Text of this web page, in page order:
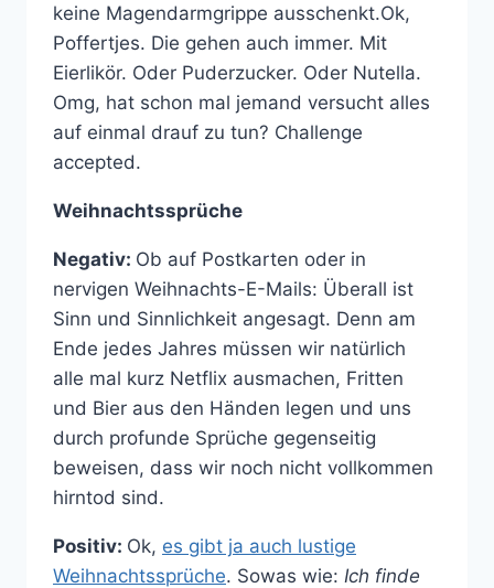
keine Magendarmgrippe ausschenkt.Ok,
Poffertjes. Die gehen auch immer. Mit
Eierlikör. Oder Puderzucker. Oder Nutella.
Omg, hat schon mal jemand versucht alles
auf einmal drauf zu tun? Challenge
accepted.
Weihnachtssprüche
Negativ: Ob auf Postkarten oder in
nervigen Weihnachts-E-Mails: Überall ist
Sinn und Sinnlichkeit angesagt. Denn am
Ende jedes Jahres müssen wir natürlich
alle mal kurz Netflix ausmachen, Fritten
und Bier aus den Händen legen und uns
durch profunde Sprüche gegenseitig
beweisen, dass wir noch nicht vollkommen
hirntod sind.
Positiv: Ok, es gibt ja auch lustige
Weihnachtssprüche. Sowas wie: Ich finde